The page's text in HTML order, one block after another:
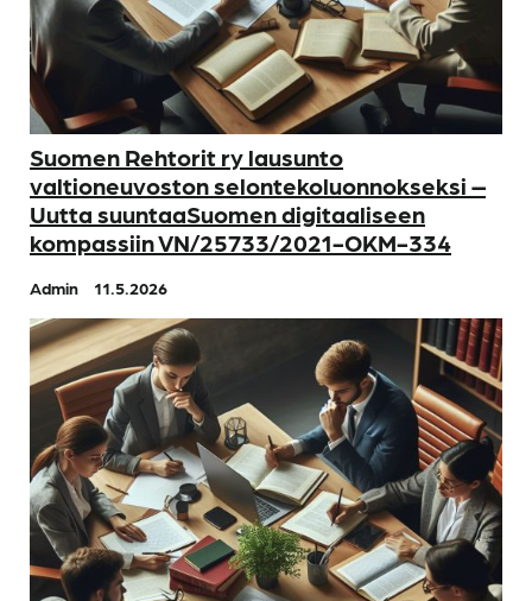
Suomen Rehtorit ry lausunto
valtioneuvoston selontekoluonnokseksi –
Uutta suuntaaSuomen digitaaliseen
kompassiin VN/25733/2021-OKM-334
Admin 11.5.2026